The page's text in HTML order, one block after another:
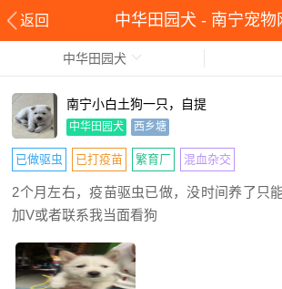
返回 中华田园犬 - 南宁宠物
中华田园犬
南宁小白土狗一只，自提
中华田园犬 西乡塘
已做驱虫 已打疫苗 繁育厂 混血杂交
2个月左右，疫苗驱虫已做，没时间养了只
加V或者联系我当面看狗